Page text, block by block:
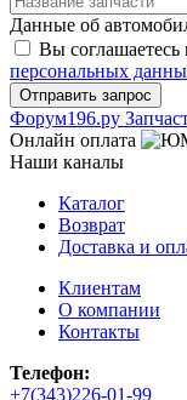
Данные об
Вы
персональных
Фoрум196.ру
Онлайн оплата
Наши каналы
Каталог
Возврат
Доставка и
Клиентам
О компании
Контакты
Телефон:
+7(343)226-01-99